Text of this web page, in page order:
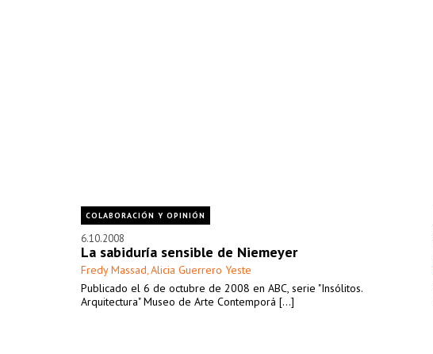
COLABORACIÓN Y OPINIÓN
6.10.2008
La sabiduría sensible de Niemeyer
Fredy Massad, Alicia Guerrero Yeste
Publicado el 6 de octubre de 2008 en ABC, serie "Insólitos.
Arquitectura" Museo de Arte Contemporá [...]